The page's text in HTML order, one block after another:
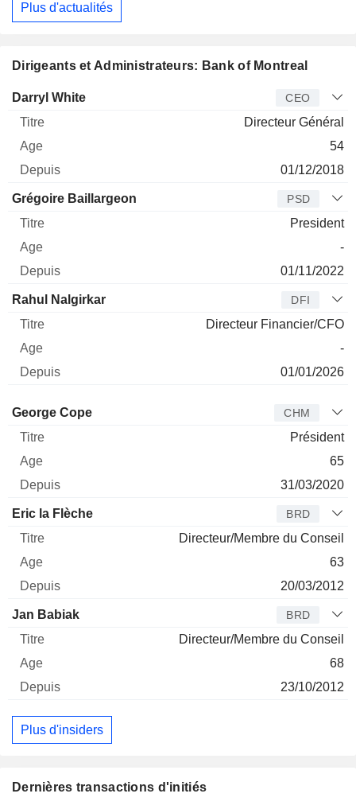
Plus d'actualités
Dirigeants et Administrateurs: Bank of Montreal
Dirigeant Titre
Darryl White CEO
Directeur Général
54
01/12/2018
Grégoire Baillargeon PSD
President
-
01/11/2022
Rahul Nalgirkar DFI
Directeur Financier/CFO
-
01/01/2026
Administrateur
George Cope CHM
Président
65
31/03/2020
Eric la Flèche BRD
Directeur/Membre du Conseil
63
20/03/2012
Jan Babiak BRD
Directeur/Membre du Conseil
68
23/10/2012
Plus d'insiders
Dernières transactions d'initiés